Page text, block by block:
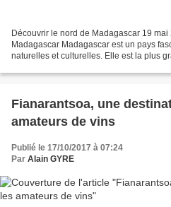
Découvrir le nord de Madagascar 19
Madagascar Madagascar est un pays
naturelles et culturelles. Elle est la plus
Fianarantsoa, une
amateurs de vins
Publié le 17/10/2017 à 07:24
Par Alain GYRE